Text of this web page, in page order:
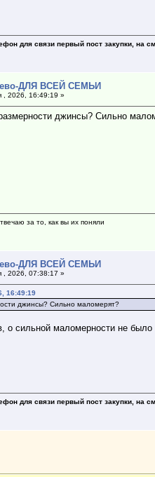
для связи первый пост закупки, на
ДЛЯ ВСЕЙ СЕМЬИ
, 2026, 16:49:19 »
джинсы? Сильно
за то, как вы их поняли
ДЛЯ ВСЕЙ СЕМЬИ
, 2026, 07:38:17 »
16:49:19
джинсы? Сильно маломерят?
о сильной маломерности не было
для связи первый пост закупки, на